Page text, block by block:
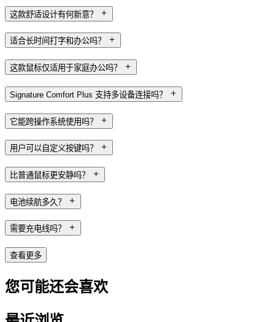
这款舒适设计有何新意？
适合长时间打字和办公吗？
这款鼠标仅适用于家庭办公吗？
Signature Comfort Plus 支持多设备连接吗？
它能跨操作系统使用吗？
用户可以自定义按键吗？
比普通鼠标更安静吗？
电池续航多久？
需要充电线吗？
查看更多
您可能还会喜欢